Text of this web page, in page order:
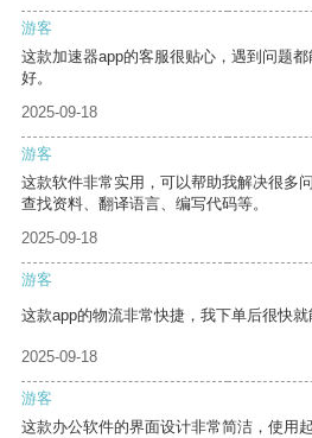
游客
这款加速器app的客服很贴心，遇到问题
好。
2025-09-18
游客
这款软件非常实用，可以帮助我解决很多
查找资料、翻译语言、编写代码等。
2025-09-18
游客
这款app的物流非常快捷，我下单后很快就
2025-09-18
游客
这款办公软件的界面设计非常简洁，使用